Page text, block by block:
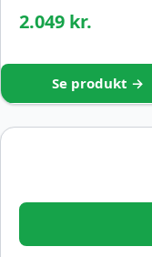
2.049 kr.
Se produkt →